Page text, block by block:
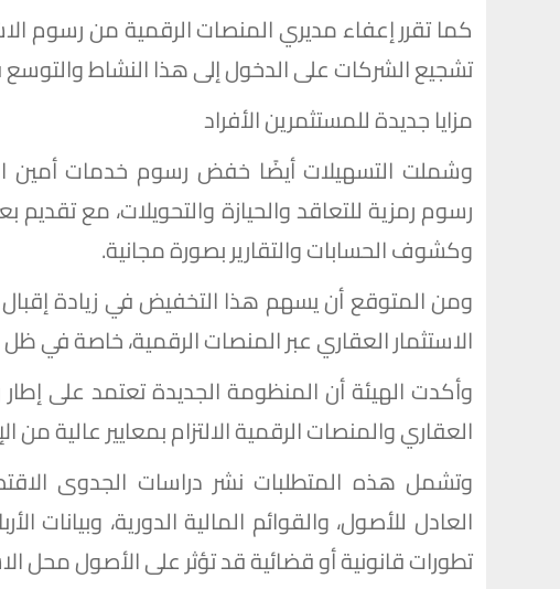
كما تقرر إعفاء مديري المنصات الرقمية من رسوم
تشجيع الشركات على الدخول إلى هذا النشاط والتوسع
مزايا جديدة للمستثمرين الأفراد
وشملت التسهيلات أيضًا خفض رسوم خدمات أمين
رسوم رمزية للتعاقد والحيازة والتحويلات، مع
وكشوف الحسابات والتقارير بصورة مجانية.
ومن المتوقع أن يسهم هذا التخفيض في زيادة إقبال
الاستثمار العقاري عبر المنصات الرقمية، خاصة في
وأكدت الهيئة أن المنظومة الجديدة تعتمد على
العقاري والمنصات الرقمية الالتزام بمعايير عالية من
وتشمل هذه المتطلبات نشر دراسات الجدوى
العادل للأصول، والقوائم المالية الدورية، وبيانات
تطورات قانونية أو قضائية قد تؤثر على الأصول محل